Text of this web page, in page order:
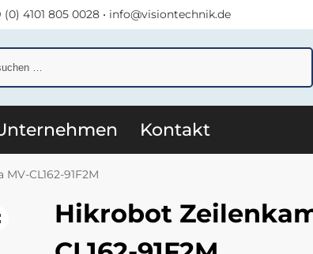
(0) 4101 805 0028 • info@visiontechnik.de
Kontakt
CL162-91F2M
Hikrobot